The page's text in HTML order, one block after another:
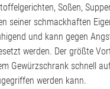
Soßen,
seiner schmackhaften
und kann gegen
werden. Der größte
Gewürzschrank schnell
werden kann.